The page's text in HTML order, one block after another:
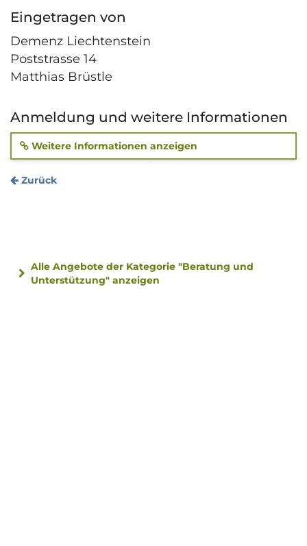
Eingetragen von
Demenz Liechtenstein
Poststrasse 14
Matthias Brüstle
Anmeldung und weitere Informationen
Weitere Informationen anzeigen
Zurück
Alle Angebote der Kategorie "Beratung und
Unterstützung" anzeigen